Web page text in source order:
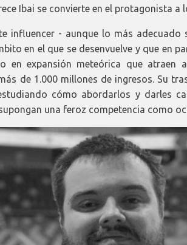
Ibai se convierte en el protagonista a
influencer - aunque lo más
en el que se desenvuelve y que en
en expansión meteórica que atraen
de 1.000 millones de ingresos. Su
cómo abordarlos y darles
una feroz competencia como